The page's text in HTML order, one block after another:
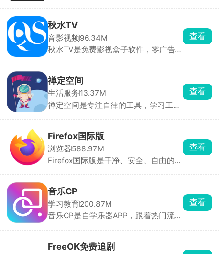
致闪退，点一下直接导入游戏。换装、
改画面质感直接套用，还能提前预览皮
肤全身效果，挑起来很直观。还能上传
自制皮肤、模组、地图分享给其他玩
秋水TV
音影视频96.34M
秋水TV是免费影视盒子软件，零广告免
艺、动漫、纪录片全都有，播放支持多
条线路切换，家里网络卡顿可以切换
源，清晰度从标清到蓝光自由选。
查看
禅定空间
生活服务13.37M
禅定空间是专注自律的工具，学习工作
不开，弹窗通知全部屏蔽，想刷抖音、
打游戏完全没机会。后台完整记录每日
专注时长、玩手机时长、锁机次数，用
图表直观看见时间花在哪，方便复盘调
查看
Firefox国际版
浏览器588.97M
Firefox国际版是干净、安全、自由的浏
器、跨设备同步，密码自动保存填充。
能装广告拦截等插件，自定义主题和布
局。
查看
音乐CP
学习教育200.87M
音乐CP是自学乐器APP，跟着热门流行
循序渐进练，零基础也能稳步上手，不
查看
FreeOK免费追剧